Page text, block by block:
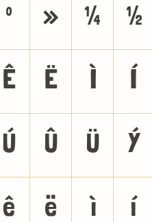
º » ¼ ½
Ê Ë Ì Í
Ú Û Ü Ý
ê ë ì í